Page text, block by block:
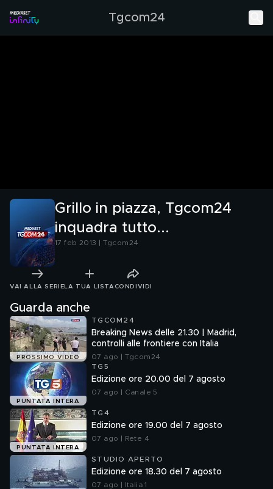
Tgcom24
Grillo in piazza, Tgcom24
inquadra tutto...
17 feb 2013 | Tgcom24
VAI ALLA SERIE LA TUA LISTA CONDIVIDI
Guarda anche
PROSSIMO VIDEO
TGCOM24
Breaking News delle 21.30 | Madrid,
controlli alle frontiere con Italia
07 ago | Tgcom24
PUNTATA INTERA
TG5
Edizione ore 20.00 del 7 agosto
07 ago | Canale 5
PUNTATA INTERA
TG4
Edizione ore 19.00 del 7 agosto
07 ago | Rete 4
STUDIO APERTO
Edizione ore 18.30 del 7 agosto
07 ago | Italia 1